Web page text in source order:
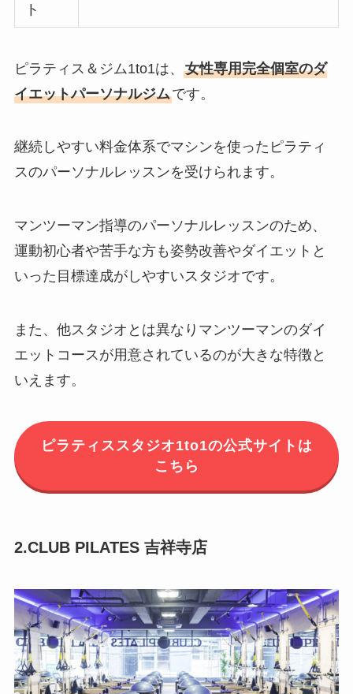
ト
ピラティス＆ジム1to1は、 女性専用完全個室のダ
イエットパーソナルジムです。
継続しやすい料金体系でマシンを使ったピラティ
スのパーソナルレッスンを受けられます。
マンツーマン指導のパーソナルレッスンのため、
運動初心者や苦手な方も姿勢改善やダイエットと
いった目標達成がしやすいスタジオです。
また、他スタジオとは異なりマンツーマンのダイ
エットコースが用意されているのが大きな特徴と
いえます。
ピラティススタジオ1to1の公式サイトは
こちら
2.CLUB PILATES 吉祥寺店